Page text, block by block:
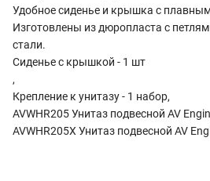
Удобное сиденье и крышка с
Изготовлены из дюропласта с
стали.
Сиденье с крышкой - 1 шт
,
Крепление к унитазу - 1 набор,
AVWHR205 Унитаз подвесной AV
AVWHR205X Унитаз подвесной AV